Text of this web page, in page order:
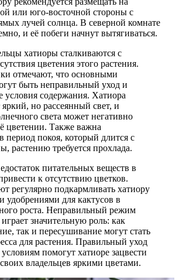
или юго-восточной стороны с
лучей солнца. В северной комнате
и её побеги начнут вытягиваться.
хатиоры сталкиваются с
цветения этого растения.
отмечают, что основными
быть неправильный уход и
условия содержания. Хатиора
яркий, но рассеянный свет, и
света может негативно
цветении. Также важна
период покоя, который длится с
растению требуется прохлада.
питательных веществ в
к отсутствию цветков.
регулярно подкармливать хатиору
удобрениями для кактусов в
роста. Неправильный режим
значительную роль: как
так и пересушивание могут стать
для растения. Правильный уход
помогут хатиоре зацвести
владельцев яркими цветами.